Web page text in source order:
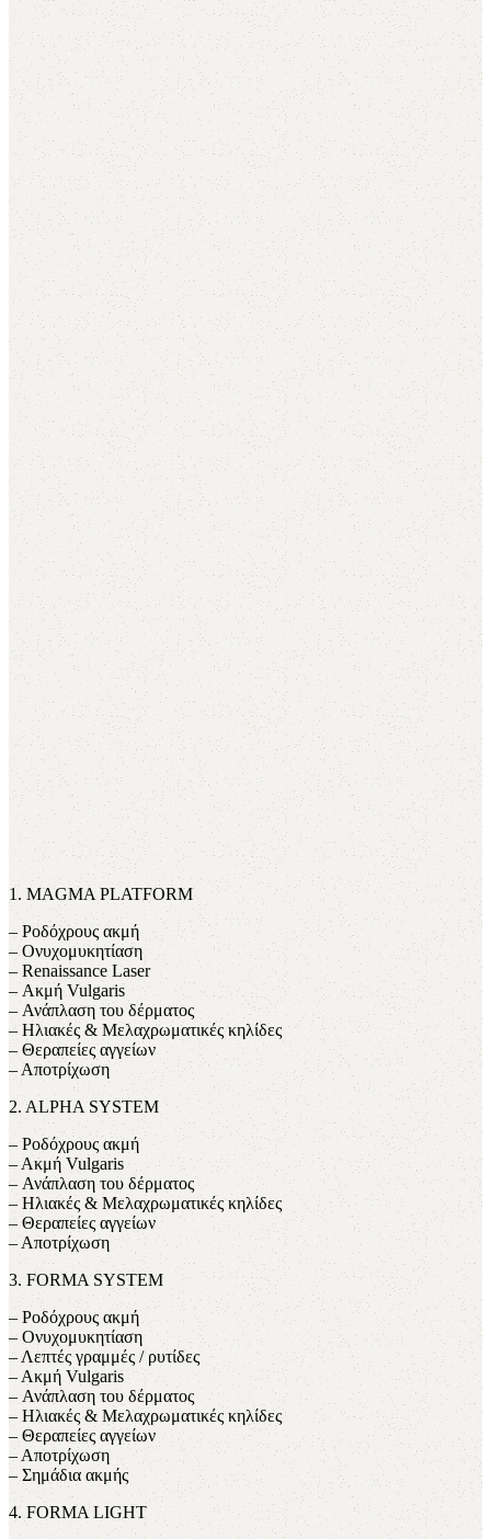
1. MAGMA PLATFORM
– Ροδόχρους ακμή
– Ονυχομυκητίαση
– Renaissance Laser
– Ακμή Vulgaris
– Ανάπλαση του δέρματος
– Ηλιακές & Μελαχρωματικές κηλίδες
– Θεραπείες αγγείων
– Αποτρίχωση
2. ALPHA SYSTEM
– Ροδόχρους ακμή
– Ακμή Vulgaris
– Ανάπλαση του δέρματος
– Ηλιακές & Μελαχρωματικές κηλίδες
– Θεραπείες αγγείων
– Αποτρίχωση
3. FORMA SYSTEM
– Ροδόχρους ακμή
– Ονυχομυκητίαση
– Λεπτές γραμμές / ρυτίδες
– Ακμή Vulgaris
– Ανάπλαση του δέρματος
– Ηλιακές & Μελαχρωματικές κηλίδες
– Θεραπείες αγγείων
– Αποτρίχωση
– Σημάδια ακμής
4. FORMA LIGHT